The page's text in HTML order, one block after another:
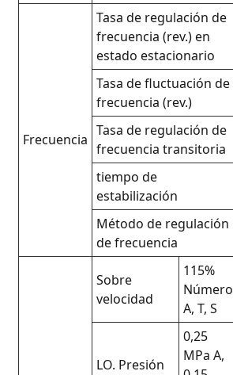
Frecuencia
Tasa de regulación de
frecuencia (rev.) en
estado estacionario
Tasa de fluctuación de
frecuencia (rev.)
Tasa de regulación de
frecuencia transitoria
tiempo de
estabilización
Método de regulación
de frecuencia
Sobre
velocidad
115%
Número
A, T, S
LO. Presión
0,25
MPa A,